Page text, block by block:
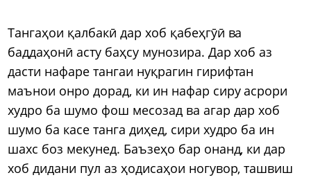
Тангаҳои қалбакӣ дар хоб қабеҳгӯӣ ва
баддаҳонӣ асту баҳсу мунозира. Дар хоб аз
дасти нафаре тангаи нуқрагин гирифтан
маънои онро дорад, ки ин нафар сиру асрори
худро ба шумо фош месозад ва агар дар хоб
шумо ба касе танга диҳед, сири худро ба ин
шахс боз мекунед. Баъзеҳо бар онанд, ки дар
хоб дидани пул аз ҳодисаҳои ногувор, ташвиш